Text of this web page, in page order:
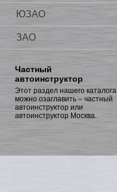
ЮЗАО
ЗАО
Частный
автоинструктор
Этот раздел нашего каталога
можно озаглавить – частный
автоинструктор или
автоинструктор Москва.